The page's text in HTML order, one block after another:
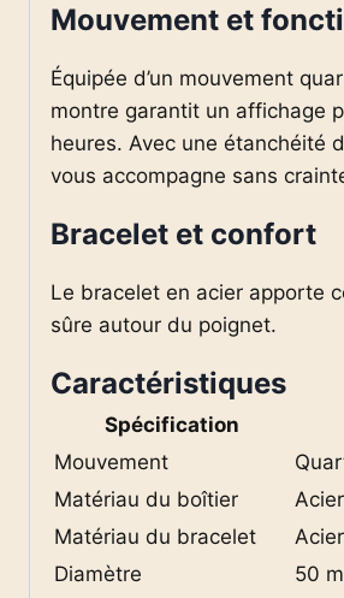
Mouvement et
Équipée d’un mouvement
montre garantit un affichage
heures. Avec une étanchéité
vous accompagne sans
Bracelet et confort
Le bracelet en acier apporte
sûre autour du poignet.
Caractéristiques
Spécification
Mouvement
Matériau du boîtier
Matériau du bracelet
Acier
Diamètre
50